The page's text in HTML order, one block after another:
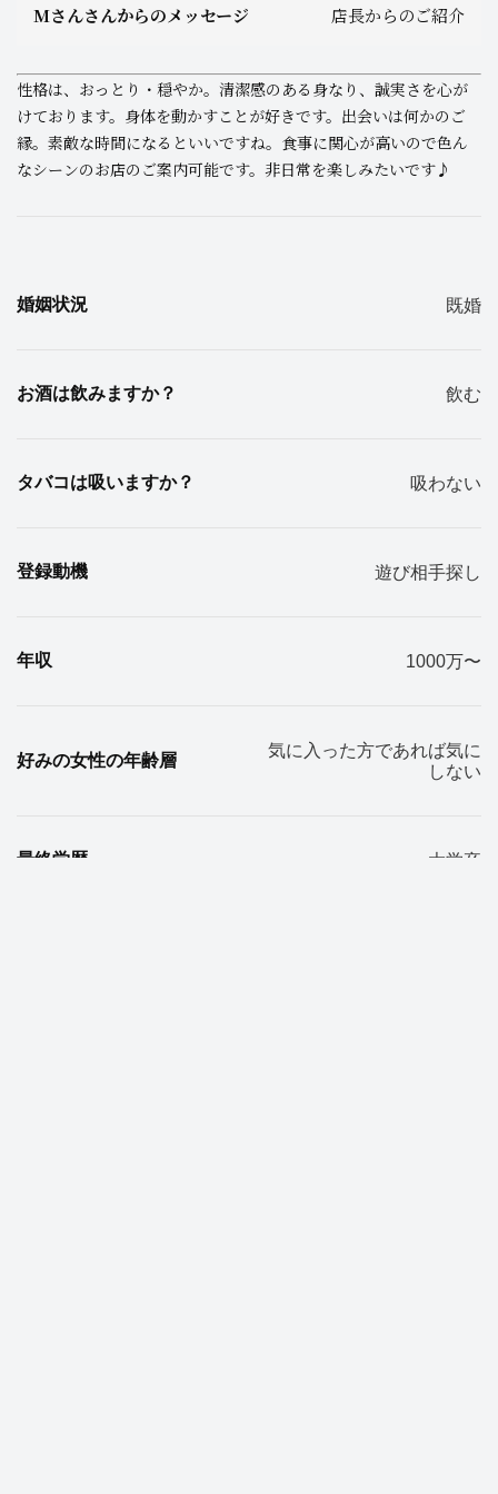
Mさんさんからのメッセージ 店長からのご紹介
性格は、おっとり・穏やか。清潔感のある身なり、誠実さを心が
けております。身体を動かすことが好きです。出会いは何かのご
縁。素敵な時間になるといいですね。食事に関心が高いので色ん
なシーンのお店のご案内可能です。非日常を楽しみたいです♪
婚姻状況 既婚
お酒は飲みますか？ 飲む
タバコは吸いますか？ 吸わない
登録動機 遊び相手探し
年収 1000万〜
好みの女性の年齢層
気に入った方であれば気に
しない
最終学歴 大学卒